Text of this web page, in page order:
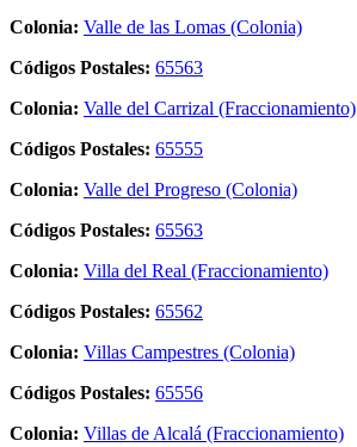
Colonia: Valle de las Lomas (Colonia)
Códigos Postales: 65563
Colonia: Valle del Carrizal (Fraccionamiento)
Códigos Postales: 65555
Colonia: Valle del Progreso (Colonia)
Códigos Postales: 65563
Colonia: Villa del Real (Fraccionamiento)
Códigos Postales: 65562
Colonia: Villas Campestres (Colonia)
Códigos Postales: 65556
Colonia: Villas de Alcalá (Fraccionamiento)